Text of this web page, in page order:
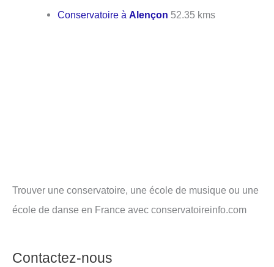
Conservatoire àAlençon 52.35 kms
Trouver une conservatoire, une école de musique ou une
école de danse en France avec conservatoireinfo.com
Contactez-nous